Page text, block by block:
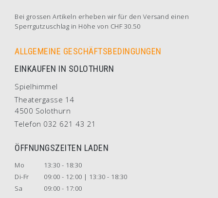
Bei grossen Artikeln erheben wir für den Versand einen
Sperrgutzuschlag in Höhe von CHF 30.50
ALLGEMEINE GESCHÄFTSBEDINGUNGEN
EINKAUFEN IN SOLOTHURN
Spielhimmel
Theatergasse 14
4500 Solothurn
Telefon 032 621 43 21
ÖFFNUNGSZEITEN LADEN
Mo
13:30 - 18:30
Di-Fr
09:00 - 12:00 | 13:30 - 18:30
Sa
09:00 - 17:00